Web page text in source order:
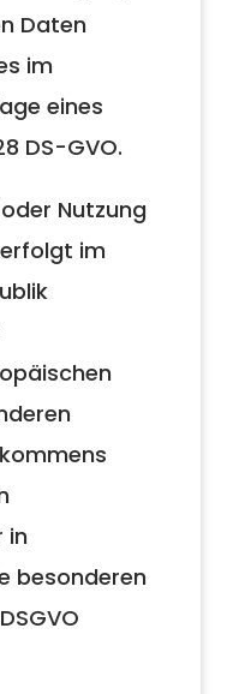
Daten
im
eines
DS-GVO.
Nutzung
im
in
besonderen